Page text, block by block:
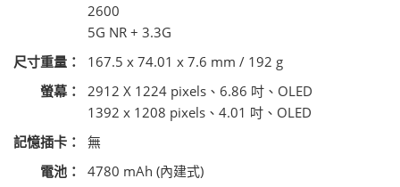
2600
5G NR + 3.3G
尺寸重量：
167.5 x 74.01 x 7.6 mm / 192 g
螢幕：
2912 X 1224 pixels、6.86 吋、OLED
1392 x 1208 pixels、4.01 吋、OLED
記憶插卡：
無
電池：
4780 mAh (內建式)